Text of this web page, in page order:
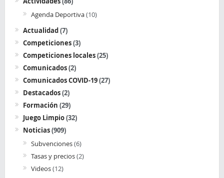
Agenda Deportiva(10)
Actualidad (7)
Competiciones(3)
Competiciones locales(25)
Comunicados(2)
Comunicados COVID-19(27)
Destacados(2)
Formación (29)
Juego Limpio(32)
Noticias(909)
Subvenciones(6)
Tasas y precios(2)
Videos(12)